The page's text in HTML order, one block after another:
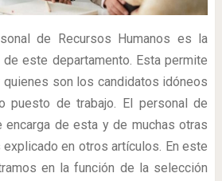
de Recursos Humanos es la
de este departamento. Esta permite
quienes son los candidatos idóneos
puesto de trabajo. El personal de
encarga de esta y de muchas otras
explicado en otros artículos. En este
en la función de la selección